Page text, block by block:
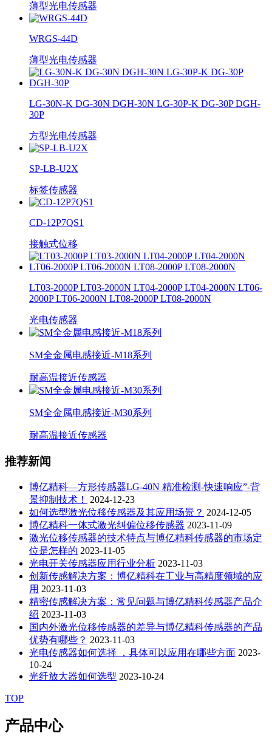
薄型光电传感器
WRGS-44D
薄型光电传感器
LG-30N-K DG-30N DGH-30N LG-30P-K DG-30P DGH-
30P
方型光电传感器
SP-LB-U2X
标签传感器
CD-12P7QS1
接触式位移
LT03-2000P LT03-2000N LT04-2000P LT04-2000N LT06-
2000P LT06-2000N LT08-2000P LT08-2000N
光电传感器
SM全金属电感接近-M18系列
耐高温接近传感器
SM全金属电感接近-M30系列
耐高温接近传感器
推荐新闻
博亿精科—方形传感器LG-40N 精准检测-快速响应”-背
景抑制技术！
2024-12-23
如何选型激光位移传感器及其应用场景？ 2024-12-05
博亿精科一体式激光纠偏位移传感器 2023-11-09
激光位移传感器的技术特点与博亿精科传感器的市场定
位是怎样的 2023-11-05
光电开关传感器应用行业分析 2023-11-03
创新传感解决方案：博亿精科在工业与高精度领域的应
用 2023-11-03
精密传感解决方案：常见问题与博亿精科传感器产品介
绍 2023-11-03
国内外激光位移传感器的差异与博亿精科传感器的产品
优势有哪些？ 2023-11-03
光电传感器如何选择 ，具体可以应用在哪些方面 2023-
10-24
光纤放大器如何选型 2023-10-24
TOP
产品中心